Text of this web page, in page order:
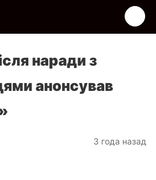
наради з
анонсував
3 года назад